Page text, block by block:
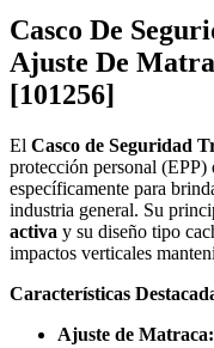
Casco De
Ajuste De
[101256]
El Casco de Seguridad
protección personal
específicamente para
industria general. Su
activa y su diseño tipo
impactos verticales
Características
Ajuste de Matraca: